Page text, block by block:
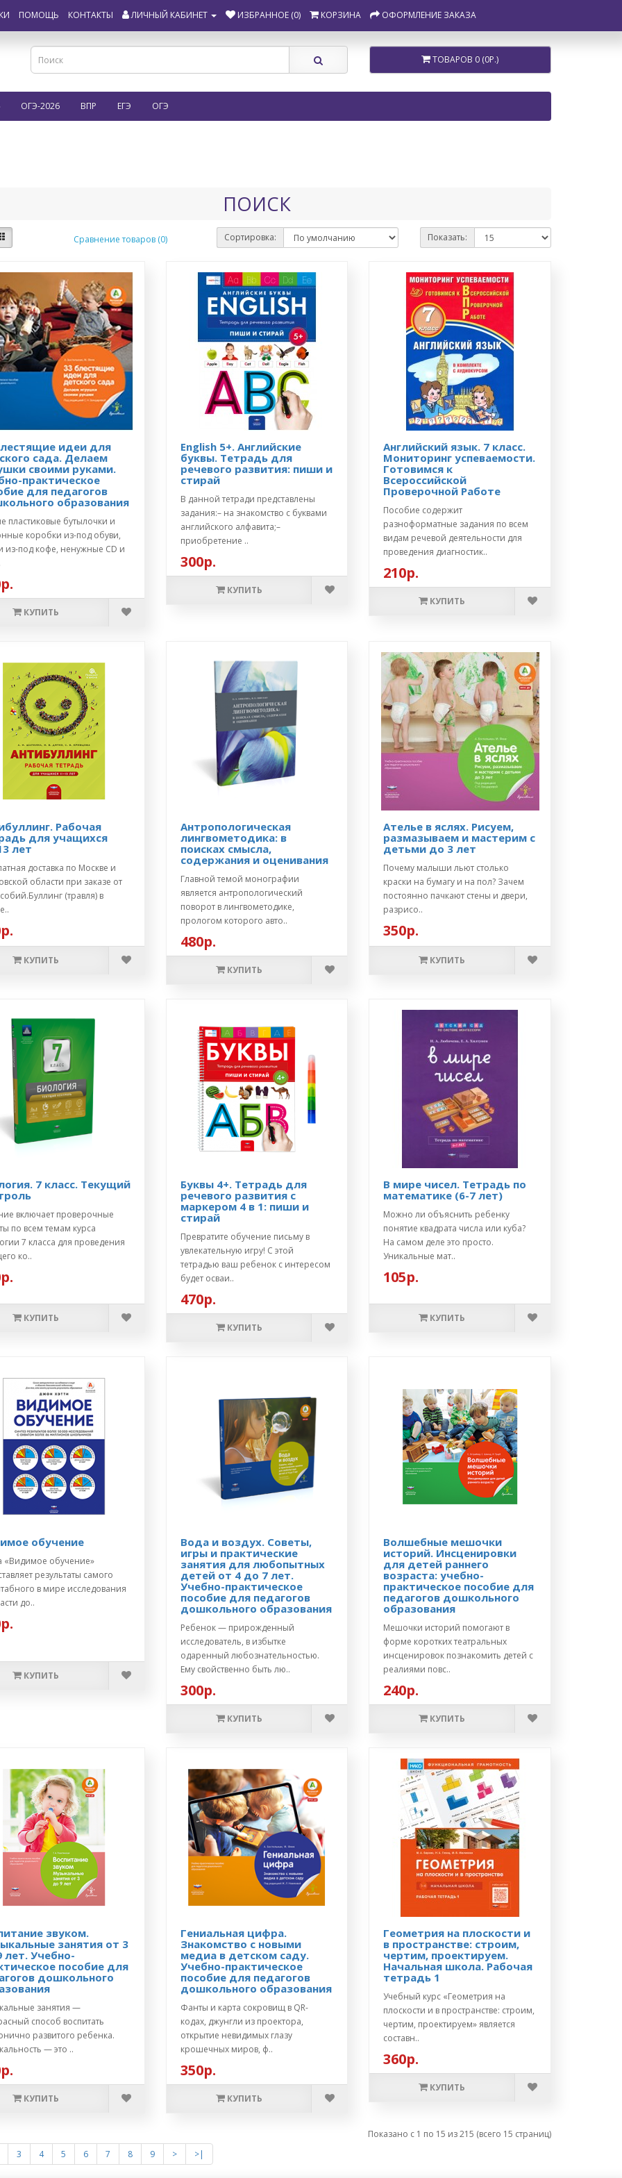
ПОМОЩЬ КОНТАКТЫ ЛИЧНЫЙ КАБИНЕТ ИЗБРАННОЕ (0) КОРЗИНА ОФОРМЛЕНИЕ ЗАКАЗА
ТОВАРОВ 0 (0Р.)
ОГЭ-2026 ВПР ЕГЭ ОГЭ
ПОИСК
Сравнение товаров (0) Сортировка: Показать:
идеи для
сада. Делаем
своими руками.
практическое
для педагогов
образования
пластиковые бутылочки и
коробки из-под обуви,
из-под кофе, ненужные CD и
КУПИТЬ
English 5+. Английские
буквы. Тетрадь для
речевого развития: пиши и
стирай
В данной тетради представлены
задания:– на знакомство с буквами
английского алфавита;–
приобретение ..
300р.
КУПИТЬ
Английский язык. 7 класс.
Мониторинг успеваемости.
Готовимся к
Всероссийской
Проверочной Работе
Пособие содержит
разноформатные задания по всем
видам речевой деятельности для
проведения диагностик..
210р.
КУПИТЬ
Рабочая
для учащихся
лет
доставка по Москве и
области при заказе от
(травля) в
КУПИТЬ
Антропологическая
лингвометодика: в
поисках смысла,
содержания и оценивания
Главной темой монографии
является антропологический
поворот в лингвометодике,
прологом которого авто..
480р.
КУПИТЬ
Ателье в яслях. Рисуем,
размазываем и мастерим с
детьми до 3 лет
Почему малыши льют столько
краски на бумагу и на пол? Зачем
постоянно пачкают стены и двери,
разрисо..
350р.
КУПИТЬ
7 класс. Текущий
включает проверочные
по всем темам курса
7 класса для проведения
ко..
КУПИТЬ
Буквы 4+. Тетрадь для
речевого развития с
маркером 4 в 1: пиши и
стирай
Превратите обучение письму в
увлекательную игру! С этой
тетрадью ваш ребенок с интересом
будет осваи..
470р.
КУПИТЬ
В мире чисел. Тетрадь по
математике (6-7 лет)
Можно ли объяснить ребенку
понятие квадрата числа или куба?
На самом деле это просто.
Уникальные мат..
105р.
КУПИТЬ
обучение
«Видимое обучение»
результаты самого
в мире исследования
до..
КУПИТЬ
Вода и воздух. Советы,
игры и практические
занятия для любопытных
детей от 4 до 7 лет.
Учебно-практическое
пособие для педагогов
дошкольного образования
Ребенок — прирожденный
исследователь, в избытке
одаренный любознательностью.
Ему свойственно быть лю..
300р.
КУПИТЬ
Волшебные мешочки
историй. Инсценировки
для детей раннего
возраста: учебно-
практическое пособие для
педагогов дошкольного
образования
Мешочки историй помогают в
форме коротких театральных
инсценировок познакомить детей с
реалиями повс..
240р.
КУПИТЬ
звуком.
занятия от 3
лет. Учебно-
пособие для
дошкольного
занятия —
способ воспитать
развитого ребенка.
— это ..
КУПИТЬ
Гениальная цифра.
Знакомство с новыми
медиа в детском саду.
Учебно-практическое
пособие для педагогов
дошкольного образования
Фанты и карта сокровищ в QR-
кодах, джунгли из проектора,
открытие невидимых глазу
крошечных миров, ф..
350р.
КУПИТЬ
Геометрия на плоскости и
в пространстве: строим,
чертим, проектируем.
Начальная школа. Рабочая
тетрадь 1
Учебный курс «Геометрия на
плоскости и в пространстве: строим,
чертим, проектируем» является
составн..
360р.
КУПИТЬ
3 4 5 6 7 8 9 > >|
Показано с 1 по 15 из 215 (всего 15 страниц)